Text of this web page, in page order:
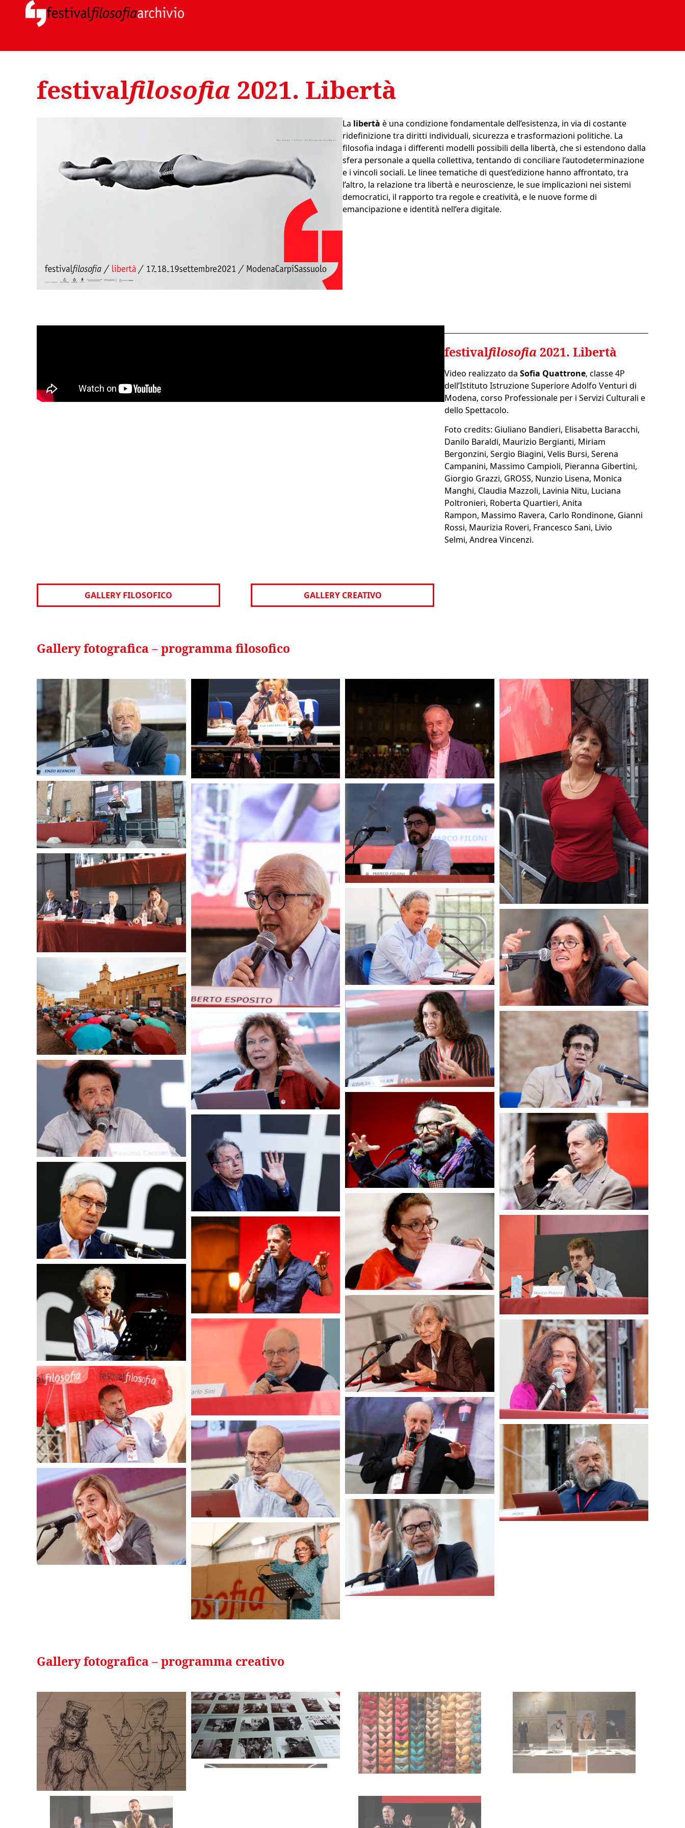
festivalfilosofia 2021. Libertà
La libertà è una condizione fondamentale dell’esistenza, in via di costante
ridefinizione tra diritti individuali, sicurezza e trasformazioni politiche. La
filosofia indaga i differenti modelli possibili della libertà, che si estendono dalla
sfera personale a quella collettiva, tentando di conciliare l’autodeterminazione
e i vincoli sociali. Le linee tematiche di quest’edizione hanno affrontato, tra
l’altro, la relazione tra libertà e neuroscienze, le sue implicazioni nei sistemi
democratici, il rapporto tra regole e creatività, e le nuove forme di
emancipazione e identità nell’era digitale.
festivalfilosofia2021. Libertà
Video realizzato da Sofia Quattrone, classe 4P
dell’Istituto Istruzione Superiore Adolfo Venturi di
Modena, corso Professionale per i Servizi Culturali e
dello Spettacolo.
Foto credits: Giuliano Bandieri, Elisabetta Baracchi,
Danilo Baraldi, Maurizio Bergianti, Miriam
Bergonzini, Sergio Biagini, Velis Bursi, Serena
Campanini, Massimo Campioli, Pieranna Gibertini,
Giorgio Grazzi, GROSS, Nunzio Lisena, Monica
Manghi, Claudia Mazzoli, Lavinia Nitu, Luciana
Poltronieri, Roberta Quartieri, Anita
Rampon, Massimo Ravera, Carlo Rondinone, Gianni
Rossi, Maurizia Roveri, Francesco Sani, Livio
Selmi, Andrea Vincenzi.
GALLERY FILOSOFICO GALLERY CREATIVO
Gallery fotografica – programma filosofico
Gallery fotografica – programma creativo